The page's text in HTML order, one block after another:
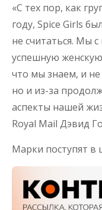
«С тех пор, как
году, Spice Girls
не считаться. Мы
успешную
что мы знаем, и
но и из-за
аспекты нашей
Royal Mail Дэвид
Марки поступят в